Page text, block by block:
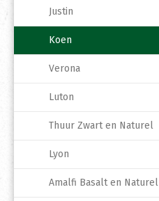
Justin
Koen
Verona
Luton
Thuur Zwart en Naturel
Lyon
Amalfi Basalt en Naturel